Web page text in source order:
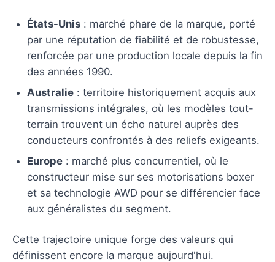
États-Unis : marché phare de la marque, porté
par une réputation de fiabilité et de robustesse,
renforcée par une production locale depuis la fin
des années 1990.
Australie : territoire historiquement acquis aux
transmissions intégrales, où les modèles tout-
terrain trouvent un écho naturel auprès des
conducteurs confrontés à des reliefs exigeants.
Europe : marché plus concurrentiel, où le
constructeur mise sur ses motorisations boxer
et sa technologie AWD pour se différencier face
aux généralistes du segment.
Cette trajectoire unique forge des valeurs qui
définissent encore la marque aujourd'hui.